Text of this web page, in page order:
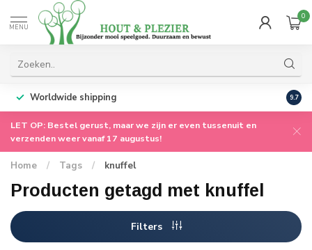
MENU
0
Worldwide shipping 9.7
LET OP: Bestel gerust, maar we zijn er even tussenuit en
verzenden weer vanaf 17 augustus!
Home / Tags / knuffel
Producten getagd met knuffel
Filters